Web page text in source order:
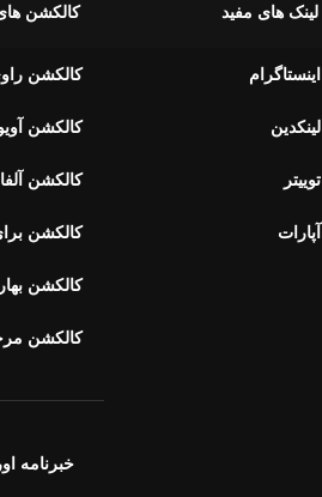
لینک های مفید
اینستاگرام
لینکدین
توییتر
آپارات
کالکشن
کالکشن
کالکشن
کالکشن آلفا
کالکشن
کالکشن
کالکشن
خبرنامه